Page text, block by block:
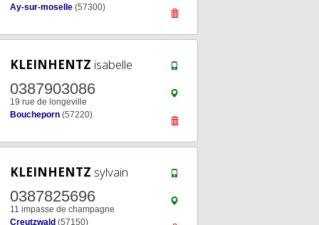
Ay-sur-moselle (57300)
KLEINHENTZ isabelle
0387903086
19 rue de longeville
Boucheporn (57220)
KLEINHENTZ sylvain
0387825696
11 impasse de champagne
Creutzwald (57150)